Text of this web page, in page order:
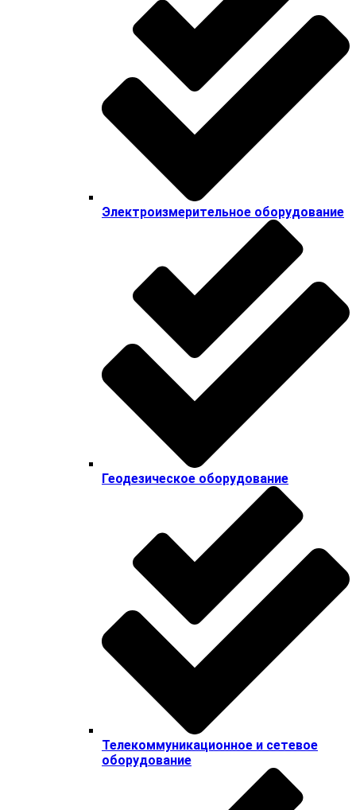
Электроизмерительное оборудование
Геодезическое оборудование
Телекоммуникационное и сетевое
оборудование